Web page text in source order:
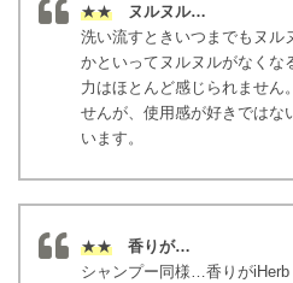
★★ ヌルヌル…
洗い流すときいつまでもヌル
かといってヌルヌルがなくな
力はほとんど感じられません
せんが、使用感が好きではな
います。
★★ 香りが…
シャンプー同様…香りが